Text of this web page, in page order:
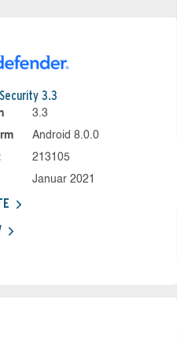
3.3
3.3
Android 8.0.0
213105
Januar 2021